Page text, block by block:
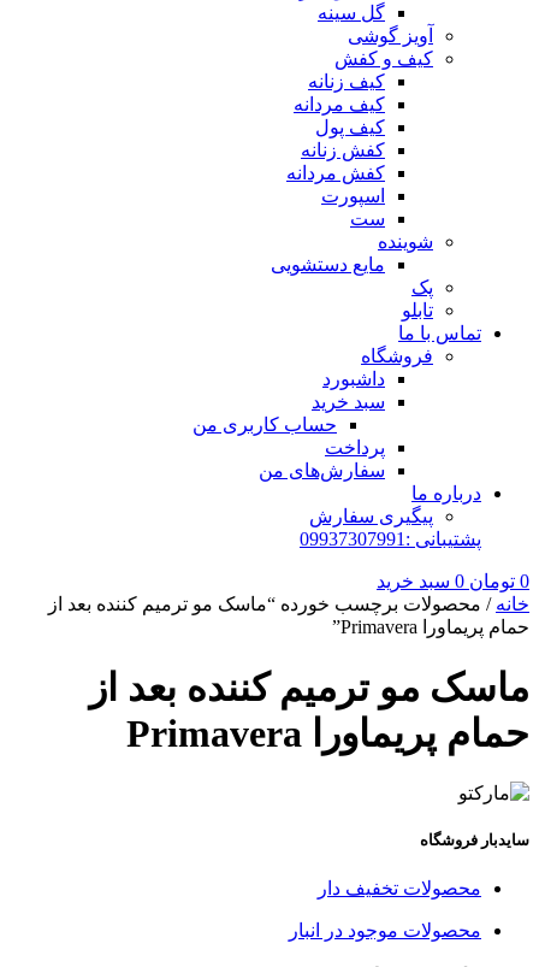
گل سینه
آویز گوشی
کیف و کفش
کیف زنانه
کیف مردانه
کیف پول
کفش زنانه
کفش مردانه
اسپورت
ست
شوینده
مایع دستشویی
پک
تابلو
تماس با ما
فروشگاه
داشبورد
سبد خرید
حساب کاربری من
پرداخت
سفارش‌های من
درباره ما
پیگیری سفارش
پشتیبانی :09937307991
0 تومان 0 سبد خرید
خانه / محصولات برچسب خورده “ماسک مو ترمیم کننده بعد از
حمام پریماورا Primavera”
ماسک مو ترمیم کننده بعد از
حمام پریماورا Primavera
سایدبار فروشگاه
محصولات تخفیف دار
محصولات موجود در انبار